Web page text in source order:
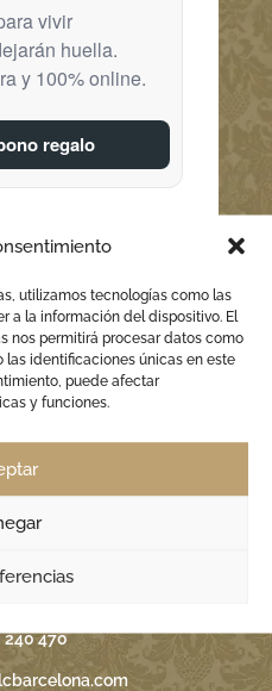
utilizamos tecnologías como las
a la información del dispositivo. El
nos permitirá procesar datos como
identificaciones únicas en este
puede afectar
y funciones.
240 470